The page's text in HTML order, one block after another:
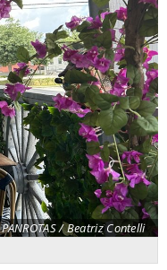
PANROTAS / Beatriz Contelli